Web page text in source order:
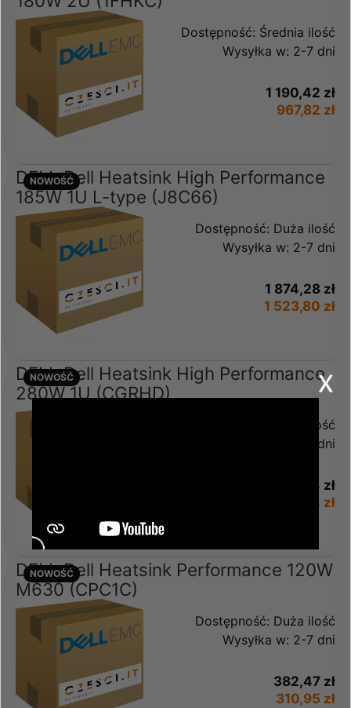
Dostępność: Średnia ilość
Wysyłka w: 2-7 dni
1 190,42 zł
967,82 zł
DELL Dell Heatsink High Performance
185W 1U L-type (J8C66)
Dostępność: Duża ilość
Wysyłka w: 2-7 dni
1 874,28 zł
1 523,80 zł
NOWOŚĆ
DELL Dell Heatsink High Performance
280W 1U (CGRHD)
Duża ilość
2-7 dni
809,64 zł
658,24 zł
NOWOŚĆ
DELL Dell Heatsink Performance 120W
M630 (CPC1C)
Dostępność: Duża ilość
Wysyłka w: 2-7 dni
382,47 zł
310,95 zł
NOWOŚĆ
x